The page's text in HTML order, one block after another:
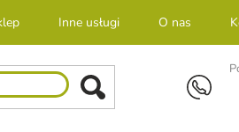
Inne usługi O nas